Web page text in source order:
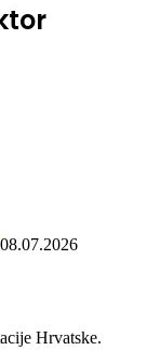
08.07.2026
Hrvatske.